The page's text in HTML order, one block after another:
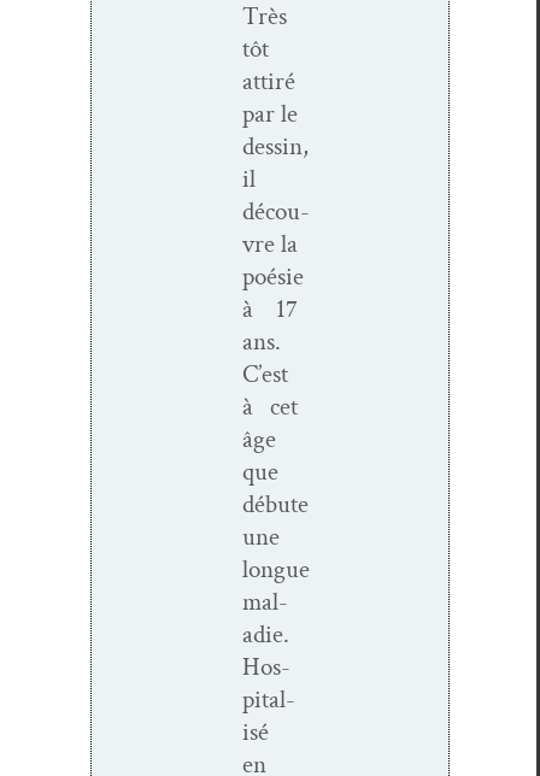
Très
tôt
attiré
par le
dessin,
il
décou­
vre la
poésie
à 17
ans.
C’est
à cet
âge
que
débute
une
longue
mal­
adie.
Hos­
pi­tal­
isé
en